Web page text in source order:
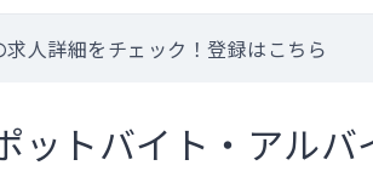
人詳細をチェック！登録はこちら
トバイト・アル